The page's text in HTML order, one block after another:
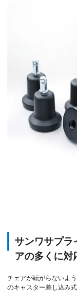
サンワサプラ
アの多くに対
チェアが転がらないよ
のキャスター差し込み